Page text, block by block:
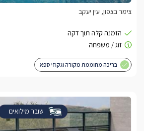
צימר בצפון, עין יעקב
בריכה מחוממת מקורה וגקוזי ספא
שובר מילואים